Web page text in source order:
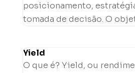
posicionamento,
tomada de decisão. O
Yield
O que é? Yield, ou